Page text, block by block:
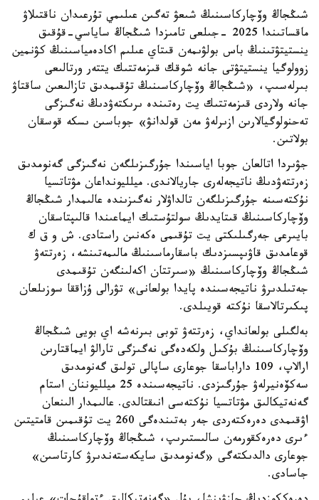
شىڭجاڭ وۆچاركاسىنىڭ شىعۋ تەگىن عىلىمي تۇرعىدان ناقتىلاۋ
ماقساتىندا 2025 -جىلعى تامىزدا شىڭجاڭ ساياسي-قۇقىق
ينستيتۋتىنىڭ باس بولۋىمەن قىتاي عىلىم اكادەمياسىنىڭ كۋنمين
زوولوگيا ينستيتۋتى جانە شوقك قىزمەتتىك يتتەر ورتالىعى
بىرلەسىپ، «شىڭجاڭ وۆچاركاسىنىڭ تۇقىمدىق تازالىعىن ساقتاۋ
جانە ولاردى قىزمەتتىك يت رەتىندە ىرىكتەۋدىڭ نەگىزگى
تەحنولوگيالارىن ازىرلەۋ مەن قولدانۋ» جوباسىن ىسكە قوسقان
بولاتىن.
جۋىردا اتالعان جوبا اياسىندا جۇرگىزىلگەن نەگىزگى گەنومدىق
زەرتتەۋدىڭ ناتيجەلەرى جاريالاندى. ميلليونداعان مۋتاتسيا
نۇكتەسىنە جۇرگىزىلگەن تالداۋلار نەگىزىندە عالىمدار شىڭجاڭ
وۆچاركاسىنىڭ قىتايدىڭ سولتۇستىك ايماعىندا قالىپتاسقان
بايىرعى جەرگىلىكتى يت تۇقىمى ەكەنىن راستادى. ش و ق ك
قوعامدىق قاۋىپسىزدىك باسقارماسىنىڭ مالىمەتىنشە، زەرتتەۋ
شىڭجاڭ وۆچاركاسىنىڭ «سىرتتان اكەلىنگەن تۇقىمدى
جەتىلدىرۋ ناتيجەسىندە پايدا بولعانى» تۋرالى ۇزاققا سوزىلعان
پىكىرتالاسقا نۇكتە قويىلدى.
بەلگىلى بولعانداي، زەرتتەۋ توبى بىرنەشە اي بويى شىڭجاڭ
وۆچاركاسىنىڭ بۇكىل ولكەدەگى نەگىزگى تارالۋ ايماقتارىن
ارالاپ، 109 داراباسقا جوعارى ساپالى تولىق گەنومدىق
سەكۆەنيرلەۋ جۇرگىزدى. ناتيجەسىندە 25 ميلليوننان استام
گەنەتيكالىق مۋتاتسيا نۇكتەسى انىقتالدى. عالىمدار الىنعان
اۋقىمدى دەرەكتەردى جەر بەتىندەگى 260 يت تۇقىمىن قامتيتىن
ءىرى دەرەكقورمەن سالىستىرىپ، شىڭجاڭ وۆچاركاسىنىڭ
جوعارى دالدىكتەگى «گەنومدىق سايكەستەندىرۋ كارتاسىن»
جاسادى.